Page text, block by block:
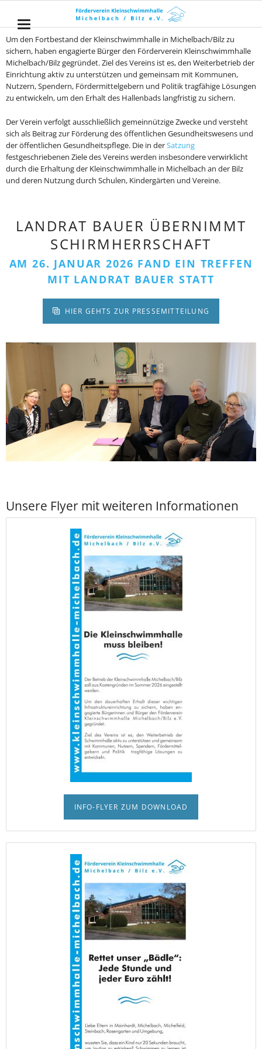
Um den Fortbestand der Kleinschwimmhalle in Michelbach/Bilz zu
sichern, haben engagierte Bürger den Förderverein Kleinschwimmhalle
Michelbach/Bilz gegründet. Ziel des Vereins ist es, den Weiterbetrieb der
Einrichtung aktiv zu unterstützen und gemeinsam mit Kommunen,
Nutzern, Spendern, Fördermittelgebern und Politik tragfähige Lösungen
zu entwickeln, um den Erhalt des Hallenbads langfristig zu sichern.
Der Verein verfolgt ausschließlich gemeinnützige Zwecke und versteht
sich als Beitrag zur Förderung des öffentlichen Gesundheitswesens und
der öffentlichen Gesundheitspflege. Die in derSatzung
festgeschriebenen Ziele des Vereins werden insbesondere verwirklicht
durch die Erhaltung der Kleinschwimmhalle in Michelbach an der Bilz
und deren Nutzung durch Schulen, Kindergärten und Vereine.
LANDRAT BAUER ÜBERNIMMT
SCHIRMHERRSCHAFT
AM 26. JANUAR 2026 FAND EIN TREFFEN
MIT LANDRAT BAUER STATT
HIER GEHTS ZUR PRESSEMITTEILUNG
Unsere Flyer mit weiteren Informationen
INFO-FLYER ZUM DOWNLOAD